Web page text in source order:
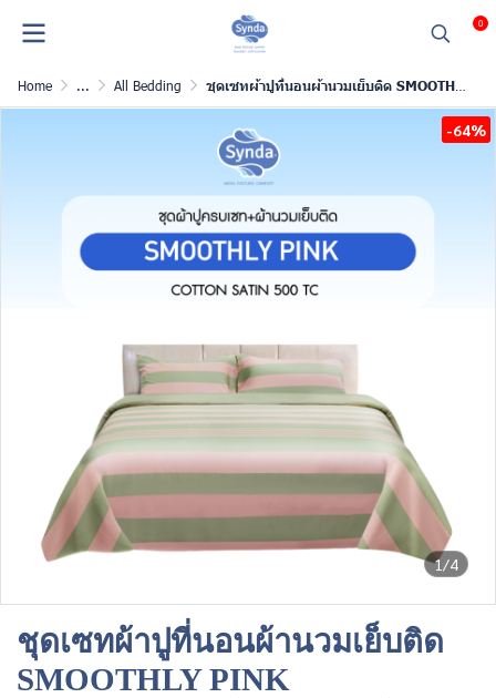
0
Home ... All Bedding ชุดเซทผ้าปูที่นอนผ้านวมเย็บติด SMOOTHLY PINK
1/4
-64%
ชุดเซทผ้าปูที่นอนผ้านวมเย็บติด
SMOOTHLY PINK